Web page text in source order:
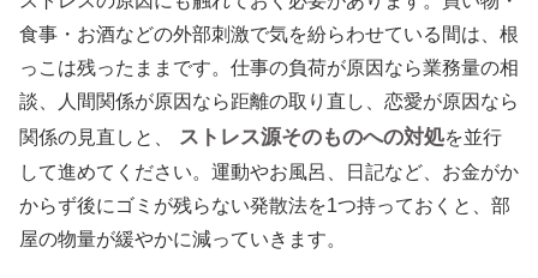
食事・お酒などの外部刺激で気を紛らわせている間は、根
っこは残ったままです。仕事の負荷が原因なら業務量の相
談、人間関係が原因なら距離の取り直し、恋愛が原因なら
関係の見直しと、
ストレス源そのものへの対処を並行
して進めてください。運動やお風呂、日記など、お金がか
からず後にゴミが残らない発散法を1つ持っておくと、部
屋の物量が緩やかに減っていきます。